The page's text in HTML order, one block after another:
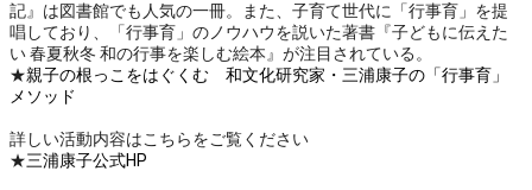
記』は図書館でも人気の一冊。また、子育て世代に「行事育」を提
唱しており、「行事育」のノウハウを説いた著書『子どもに伝えた
い 春夏秋冬 和の行事を楽しむ絵本』が注目されている。
★親子の根っこをはぐくむ 和文化研究家・三浦康子の「行事育」
メソッド
詳しい活動内容はこちらをご覧ください
★三浦康子公式HP